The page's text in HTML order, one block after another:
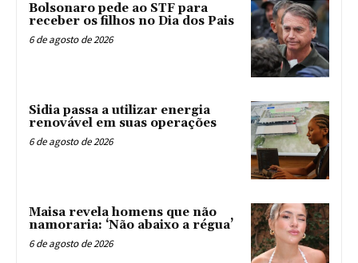
Bolsonaro pede ao STF para
receber os filhos no Dia dos Pais
6 de agosto de 2026
Sidia passa a utilizar energia
renovável em suas operações
6 de agosto de 2026
Maisa revela homens que não
namoraria: ‘Não abaixo a régua’
6 de agosto de 2026